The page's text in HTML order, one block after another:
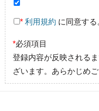
* 利用規約 に同意する
*必須項目
登録内容が反映される
ざいます。あらかじめご